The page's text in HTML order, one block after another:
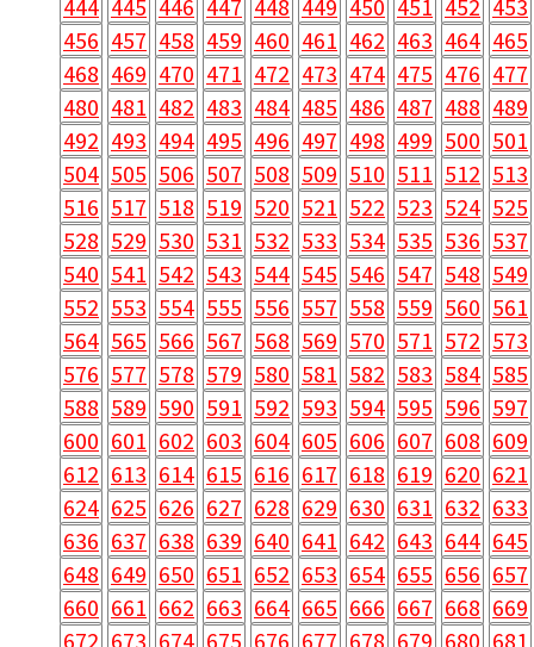
444 445 446 447 448 449 450 451 452 453
456 457 458 459 460 461 462 463 464 465
468 469 470 471 472 473 474 475 476 477
480 481 482 483 484 485 486 487 488 489
492 493 494 495 496 497 498 499 500 501
504 505 506 507 508 509 510 511 512 513
516 517 518 519 520 521 522 523 524 525
528 529 530 531 532 533 534 535 536 537
540 541 542 543 544 545 546 547 548 549
552 553 554 555 556 557 558 559 560 561
564 565 566 567 568 569 570 571 572 573
576 577 578 579 580 581 582 583 584 585
588 589 590 591 592 593 594 595 596 597
600 601 602 603 604 605 606 607 608 609
612 613 614 615 616 617 618 619 620 621
624 625 626 627 628 629 630 631 632 633
636 637 638 639 640 641 642 643 644 645
648 649 650 651 652 653 654 655 656 657
660 661 662 663 664 665 666 667 668 669
672 673 674 675 676 677 678 679 680 681